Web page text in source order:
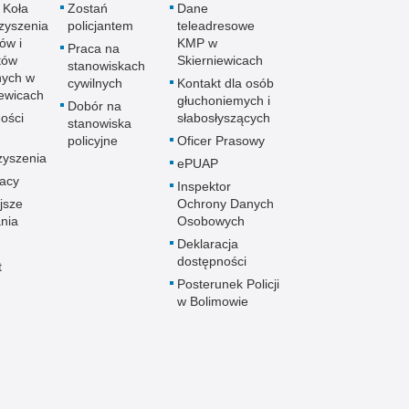
z udziałem dzieci
imprez masowych
i poszukiwania
poszukiwanych
sprzed lat
grupy przestępcze
i
w
Zostań
policjantem
Praca na
stanowiskach
cywilnych
Dobór na
stanowiska
policyjne
Dane
teleadresowe
KMP w
Skierniewicach
Kontakt dla osób
głuchoniemych i
słabosłyszących
Oficer Prasowy
ePUAP
Inspektor
Ochrony Danych
Osobowych
Deklaracja
dostępności
Posterunek Policji
w Bolimowie